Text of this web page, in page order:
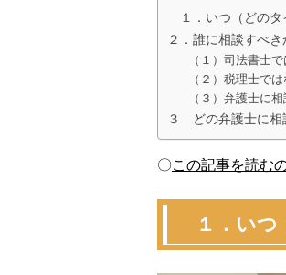
１．いつ（どのタ
２．誰に相談すべき
（１）司法書士
（２）税理士で
（３）弁護士に
３ どの弁護士に相
〇この記事を読む
１．いつ